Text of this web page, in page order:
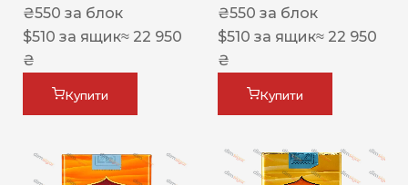
₴550 за блок
$510 за ящик≈ 22 950
₴
Купити
₴550 за блок
$510 за ящик≈ 22 950
₴
Купити